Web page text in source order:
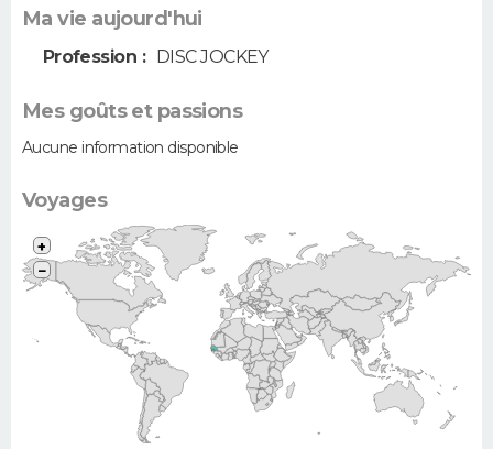
Ma vie aujourd'hui
Profession : DISC JOCKEY
Mes goûts et passions
Aucune information disponible
Voyages
+
−